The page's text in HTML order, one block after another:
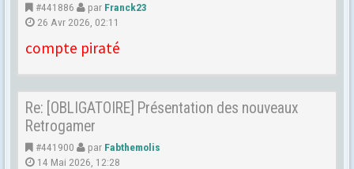
#441886 par Franck23
26 Avr 2026, 02:11
compte piraté
Re: [OBLIGATOIRE] Présentation des nouveaux
Retrogamer
#441900 par Fabthemolis
14 Mai 2026, 12:28